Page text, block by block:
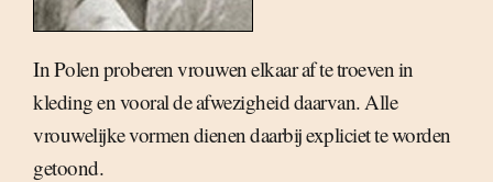
In Polen proberen vrouwen elkaar af te troeven in
kleding en vooral de afwezigheid daarvan. Alle
vrouwelijke vormen dienen daarbij expliciet te worden
getoond.